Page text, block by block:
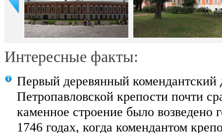
Интересные факты:
Первый деревянный комендантский
Петропавловской крепости почти
каменное строение было возведено
1746 годах, когда комендантом